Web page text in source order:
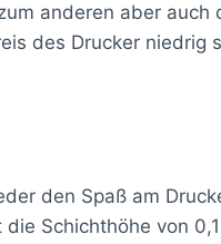
anderen aber
des Drucker
den Spaß am
Schichthöhe von